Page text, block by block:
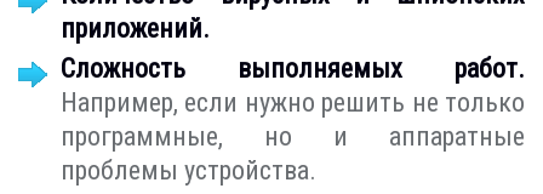
приложений.
Сложность выполняемых работ.
Например, если нужно решить не только
программные, но и аппаратные
проблемы устройства.